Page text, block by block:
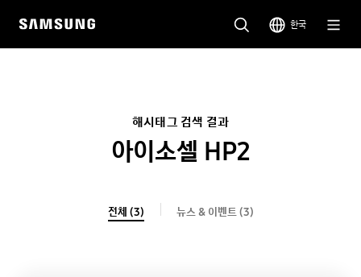
한국
해시태그 검색 결과
아이소셀 HP2
전체 (3) 뉴스 & 이벤트 (3)